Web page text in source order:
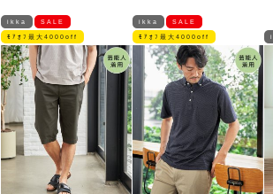
ikka SALE
ﾓｱｵﾌ最大4000off
ikka SALE
ﾓｱｵﾌ最大4000off